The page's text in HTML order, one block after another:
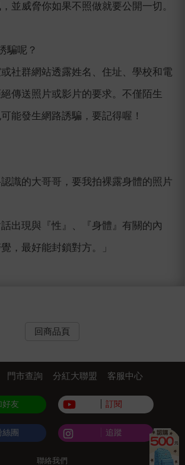
並威脅你如果不照做就要公開一切。
騙呢？
社群網站透露姓名、住址、學校和電
傳送照片或影片的要求。不僅陌生
能發生網路誘騙，要記得喔！
識的大哥哥，要我拍裸露身體的照片
出現與『性』、『身體』有關的內
，最好能封鎖對方。」
回商品頁
門市查詢 分紅大聯盟 客服中心
好友 訂閱
絲團 追蹤
聯絡我們